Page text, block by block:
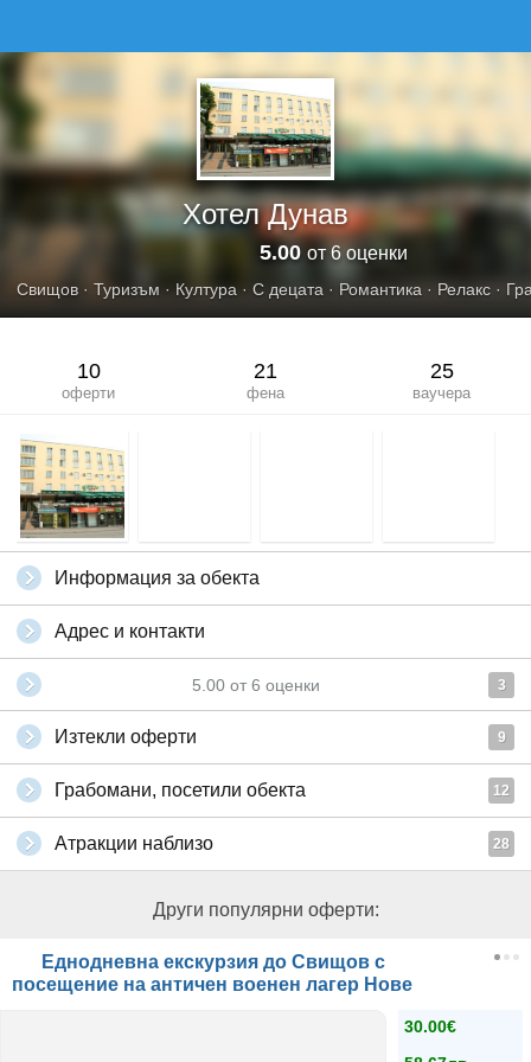
Хотел Дунав
5.00 от 6 оценки
Свищов · Туризъм · Култура · С децата · Романтика · Релакс ·
10
оферти
21
фена
25
ваучера
Информация за обекта
Адрес и контакти
5.00 от 6 оценки 3
Изтекли оферти 9
Грабомани, посетили обекта 12
Атракции наблизо 28
Други популярни оферти:
Еднодневна екскурзия до Свищов с
посещение на античен военен лагер Нове
30.00€